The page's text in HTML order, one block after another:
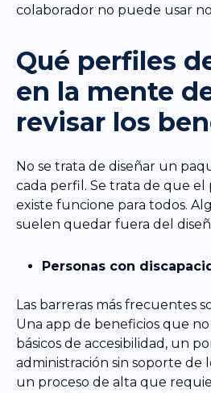
colaborador no puede usar
Qué perfiles
en la mente
revisar los
No se trata de diseñar un
cada perfil. Se trata de que
existe funcione para todos.
suelen quedar fuera del
Personas con
Las barreras más frecuentes
Una app de beneficios que
básicos de accesibilidad, un
administración sin soporte de
un proceso de alta que